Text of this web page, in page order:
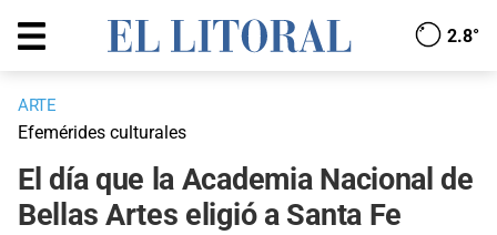
2.8°
ARTE
Efemérides culturales
El día que la Academia Nacional de
Bellas Artes eligió a Santa Fe